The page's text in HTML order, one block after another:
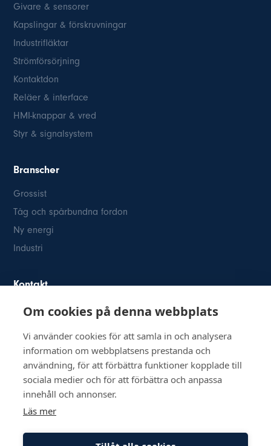
Givare & sensorer
Kapslingar & förskruvningar
Industrifläktar
Strömförsörjning
Kontaktdon
Reläer & interface
HMI-knappar & vred
Styr & signalsystem
Branscher
Grossist
Tåg och spårbundna fordon
Ny energi
Industri
Kontakt
Österögatan 2
info@inkom.se
Org.nr: 556111-8505
Om cookies på denna webbplats
Vi använder cookies för att samla in och analysera
information om webbplatsens prestanda och
användning, för att förbättra funktioner kopplade till
sociala medier och för att förbättra och anpassa
innehåll och annonser.
Läs mer